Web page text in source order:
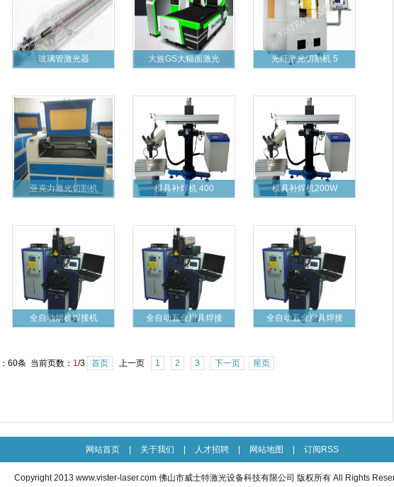
玻璃管激光器 大族GS大幅面激光 光纤激光切割机 5
亚克力激光切割机 模具补焊机 400 模具补焊机200W
全自动烟机焊接机 全自动五金厨具焊接 全自动五金厨具焊接
60条 当前页数： 1/3 首页 上一页 1 2 3 下一页 尾页
网站首页 关于我们 人才招聘 网站地图 订阅RSS
Copyright 2013 www.vister-laser.com 佛山市威士特激光设备科技有限公司 版权所有 All Rights